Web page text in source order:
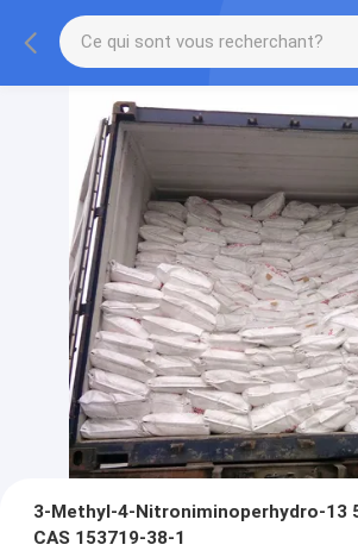
3-Methyl-4-Nitroniminoperhydro-13
CAS 153719-38-1